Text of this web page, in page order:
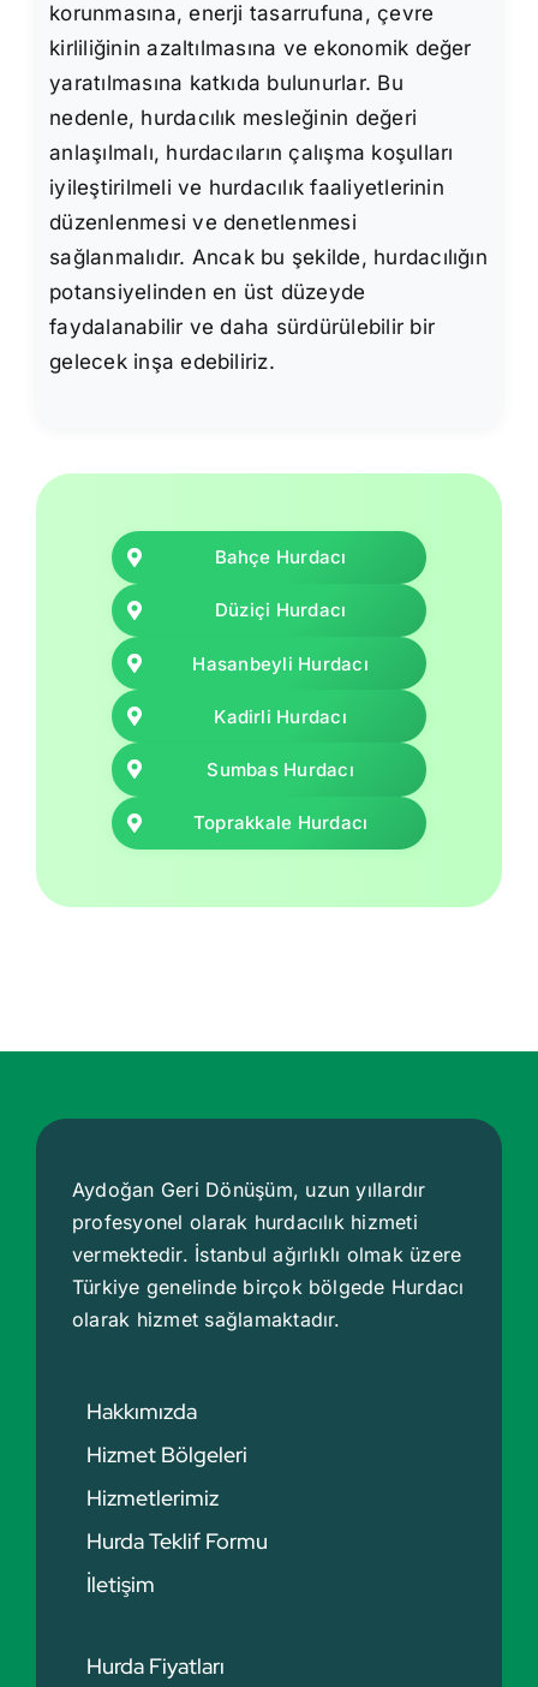
korunmasına, enerji tasarrufuna, çevre
kirliliğinin azaltılmasına ve ekonomik değer
yaratılmasına katkıda bulunurlar. Bu
nedenle, hurdacılık mesleğinin değeri
anlaşılmalı, hurdacıların çalışma koşulları
iyileştirilmeli ve hurdacılık faaliyetlerinin
düzenlenmesi ve denetlenmesi
sağlanmalıdır. Ancak bu şekilde, hurdacılığın
potansiyelinden en üst düzeyde
faydalanabilir ve daha sürdürülebilir bir
gelecek inşa edebiliriz.
Bahçe Hurdacı
Düziçi Hurdacı
Hasanbeyli Hurdacı
Kadirli Hurdacı
Sumbas Hurdacı
Toprakkale Hurdacı
Aydoğan Geri Dönüşüm, uzun yıllardır
profesyonel olarak hurdacılık hizmeti
vermektedir. İstanbul ağırlıklı olmak üzere
Türkiye genelinde birçok bölgede Hurdacı
olarak hizmet sağlamaktadır.
Hakkımızda
Hizmet Bölgeleri
Hizmetlerimiz
Hurda Teklif Formu
İletişim
Hurda Fiyatları